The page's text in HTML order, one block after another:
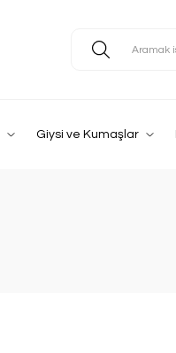
Giysi ve Kumaşlar